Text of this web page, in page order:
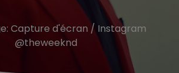
Capture d'écran / Instagram
@theweeknd